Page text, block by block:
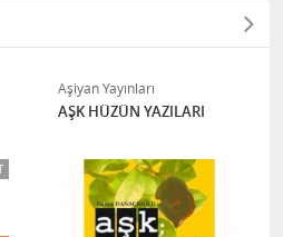
Aşiyan Yayınları
AŞK HÜZÜN YAZILARI